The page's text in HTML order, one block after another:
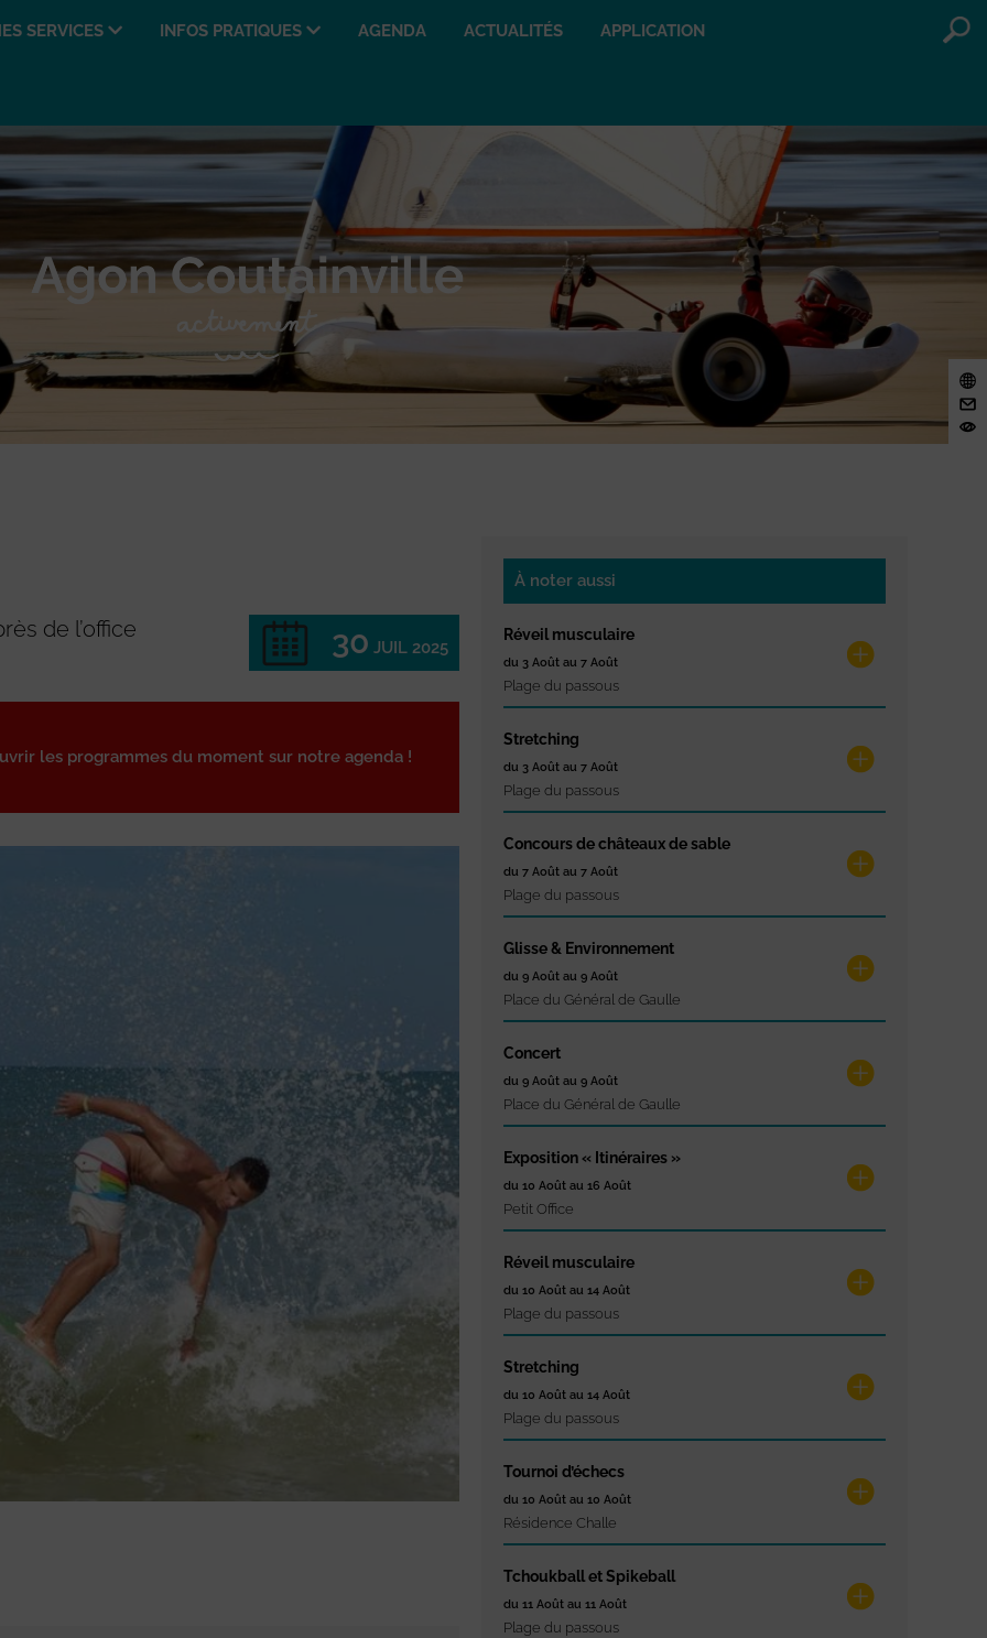
SERVICES INFOS PRATIQUES AGENDA ACTUALITÉS APPLICATION
de l’office 30 JUIL 2025
les programmes du moment sur notre agenda !
À noter aussi
Réveil musculaire
du 3 Août au 7 Août
Plage du passous
Stretching
du 3 Août au 7 Août
Plage du passous
Concours de châteaux de sable
du 7 Août au 7 Août
Plage du passous
Glisse & Environnement
du 9 Août au 9 Août
Place du Général de Gaulle
Concert
du 9 Août au 9 Août
Place du Général de Gaulle
Exposition « Itinéraires »
du 10 Août au 16 Août
Petit Office
Réveil musculaire
du 10 Août au 14 Août
Plage du passous
Stretching
du 10 Août au 14 Août
Plage du passous
Tournoi d’échecs
du 10 Août au 10 Août
Résidence Challe
Tchoukball et Spikeball
du 11 Août au 11 Août
Plage du passous